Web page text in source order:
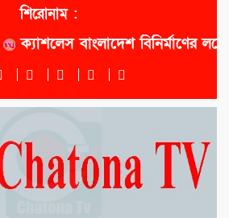
শিরোনাম :
ক্যাশলেস বাংলাদেশ বিনির্মাণের লক্ষ্যে